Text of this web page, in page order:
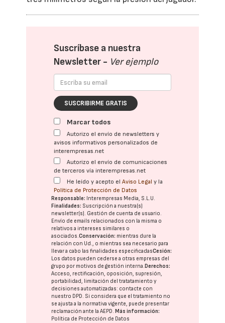
Suscríbase a nuestra
Newsletter - Ver ejemplo
SUSCRIBIRME GRATIS
Marcar todos
Autorizo el envío de newsletters y
avisos informativos personalizados de
interempresas.net
Autorizo el envío de comunicaciones
de terceros vía interempresas.net
He leído y acepto elAviso Legal y la
Política de Protección de Datos
Responsable: Interempresas Media, S.L.U.
Finalidades: Suscripción a nuestra(s)
newsletter(s). Gestión de cuenta de usuario.
Envío de emails relacionados con la misma o
relativos a intereses similares o
asociados.Conservación: mientras dure la
relación con Ud., o mientras sea necesario para
llevar a cabo las finalidades especificadasCesión:
Los datos pueden cederse a otras empresas del
grupo por motivos de gestión interna. Derechos:
Acceso, rectificación, oposición, supresión,
portabilidad, limitación del tratatamiento y
decisiones automatizadas: contacte con
nuestro DPD. Si considera que el tratamiento no
se ajusta a la normativa vigente, puede presentar
reclamación ante laAEPD. Más información:
Política de Protección de Datos